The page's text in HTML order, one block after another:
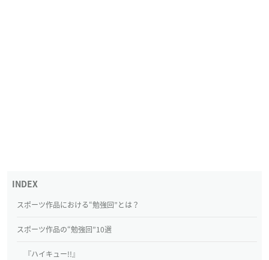
スポーツ作品における“勉強回”とは？
スポーツ作品の“勉強回”10選
『ハイキュー!!』